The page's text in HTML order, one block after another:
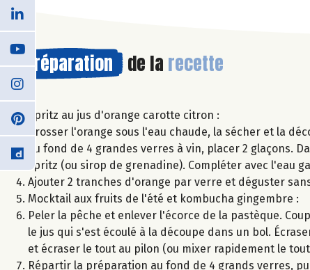
Préparation de la recette
Spritz au jus d'orange carotte citron :
Brosser l'orange sous l'eau chaude, la sécher et la
Au fond de 4 grandes verres à vin, placer 2 glaçons.
spritz (ou sirop de grenadine). Compléter avec l'eau
Ajouter 2 tranches d'orange par verre et déguster
Mocktail aux fruits de l'été et kombucha gingembre :
Peler la pêche et enlever l'écorce de la pastèque.
le jus qui s'est écoulé à la découpe dans un bol.
et écraser le tout au pilon (ou mixer rapidement le
Répartir la préparation au fond de 4 grands verres,